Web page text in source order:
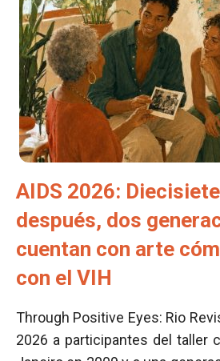
AIDS 2026:
después, dos
cuentan con arte
con el VIH
Through Positive Eyes: Rio
2026 a participantes del taller